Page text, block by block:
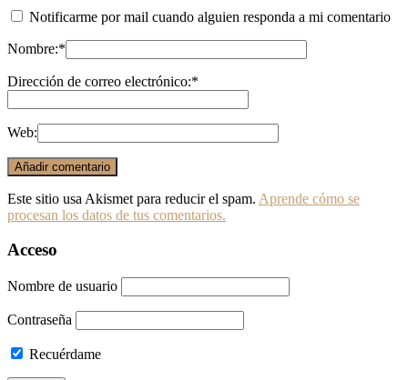
Notificarme por mail cuando alguien responda a mi comentario
Nombre:*
Dirección de correo electrónico:*
Web:
Este sitio usa Akismet para reducir el spam. Aprende cómo se
procesan los datos de tus comentarios.
Acceso
Nombre de usuario
Contraseña
Recuérdame